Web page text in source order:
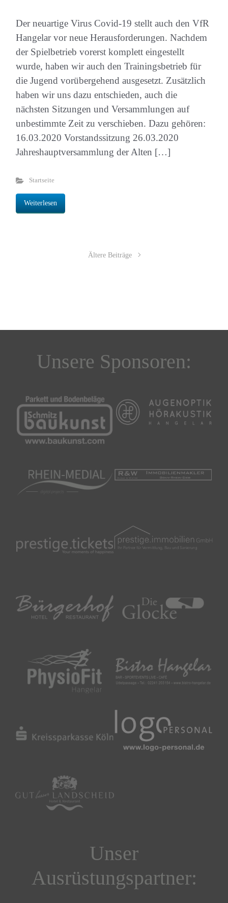
Der neuartige Virus Covid-19 stellt auch den VfR
Hangelar vor neue Herausforderungen. Nachdem
der Spielbetrieb vorerst komplett eingestellt
wurde, haben wir auch den Trainingsbetrieb für
die Jugend vorübergehend ausgesetzt. Zusätzlich
haben wir uns dazu entschieden, auch die
nächsten Sitzungen und Versammlungen auf
unbestimmte Zeit zu verschieben. Dazu gehören:
16.03.2020 Vorstandssitzung 26.03.2020
Jahreshauptversammlung der Alten […]
Startseite
Weiterlesen
Ältere Beiträge
Unsere Sponsoren:
Unser
Ausrüstungspartner: